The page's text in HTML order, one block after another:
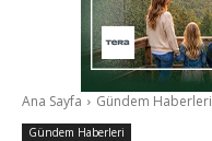
Ana Sayfa Gündem Haberleri
Gündem Haberleri